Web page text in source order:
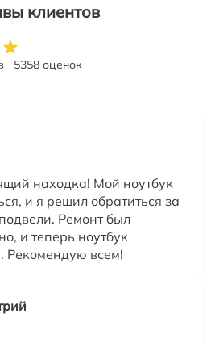
клиентов
5358 оценок
находка! Мой ноутбук
и я решил обратиться за
Ремонт был
и теперь ноутбук
Рекомендую всем!